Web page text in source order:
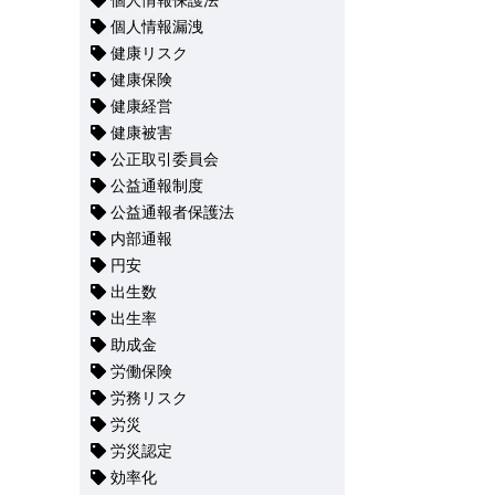
個人情報漏洩
健康リスク
健康保険
健康経営
健康被害
公正取引委員会
公益通報制度
公益通報者保護法
内部通報
円安
出生数
出生率
助成金
労働保険
労務リスク
労災
労災認定
効率化